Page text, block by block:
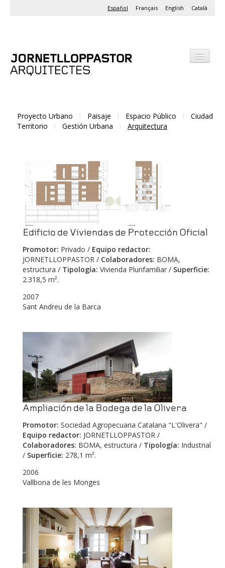
Català
English
Français
Español
Proyecto Urbano Paisaje Espacio Público
Ciudad
Territorio
Gestión Urbana Arquitectura
Edificio de Viviendas de Protección Oficial
Promotor: Privado / Equipo redactor:
JORNETLLOPPASTOR / Colaboradores: BOMA,
estructura / Tipología: Vivienda Plurifamiliar / Superficie:
2.318,5 m².
2007
Sant Andreu de la Barca
Ampliación de la Bodega de la Olivera
Promotor: Sociedad Agropecuaria Catalana "L'Olivera" /
Equipo redactor: JORNETLLOPPASTOR /
Colaboradores: BOMA, estructura / Tipología: Industrial
/ Superficie: 278,1 m².
2006
Vallbona de les Monges